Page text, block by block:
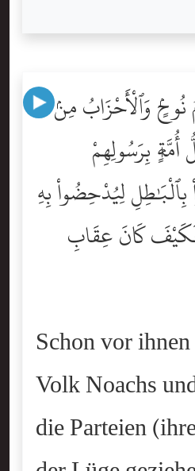
وَٱلْأَحْزَابُ مِنۢ
بِرَسُولِهِمْ
لِيُدْحِضُواْ بِهِ
كَانَ عِقَابِ
Schon vor
Volk Noachs
die Parteien